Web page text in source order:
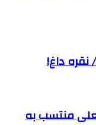
نقره داغ!
منتسب به